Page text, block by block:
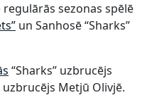
regulārās sezonas spēlē
un Sanhosē “Sharks”
“Sharks” uzbrucējs
uzbrucējs Metjū Olivjē.